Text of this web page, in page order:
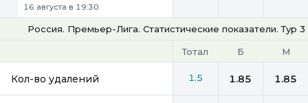
16 августа в 19:30
Россия. Премьер-Лига. Статистические показатели. Тур 3
Тотал Б М
Кол-во удалений 1.5 1.85 1.85